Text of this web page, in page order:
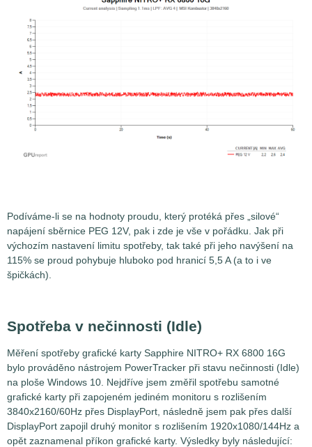
Podíváme-li se na hodnoty proudu, který protéká přes „silové“
napájení sběrnice PEG 12V, pak i zde je vše v pořádku. Jak při
výchozím nastavení limitu spotřeby, tak také při jeho navýšení na
115% se proud pohybuje hluboko pod hranicí 5,5 A (a to i ve
špičkách).
Spotřeba v nečinnosti (Idle)
Měření spotřeby grafické karty Sapphire NITRO+ RX 6800 16G
bylo prováděno nástrojem PowerTracker při stavu nečinnosti (Idle)
na ploše Windows 10. Nejdříve jsem změřil spotřebu samotné
grafické karty při zapojeném jediném monitoru s rozlišením
3840x2160/60Hz přes DisplayPort, následně jsem pak přes další
DisplayPort zapojil druhý monitor s rozlišením 1920x1080/144Hz a
opět zaznamenal příkon grafické karty. Výsledky byly následující: